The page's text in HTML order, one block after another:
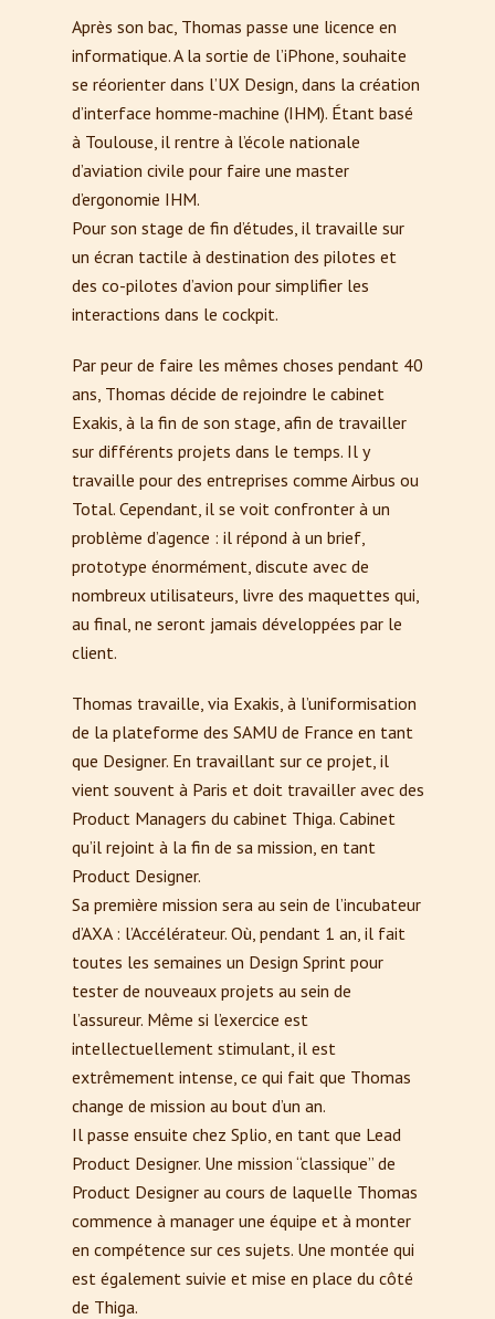
Après son bac, Thomas passe une licence en
informatique. A la sortie de l’iPhone, souhaite
se réorienter dans l’UX Design, dans la création
d’interface homme-machine (IHM). Étant basé
à Toulouse, il rentre à l’école nationale
d’aviation civile pour faire une master
d’ergonomie IHM.
Pour son stage de fin d’études, il travaille sur
un écran tactile à destination des pilotes et
des co-pilotes d’avion pour simplifier les
interactions dans le cockpit.
Par peur de faire les mêmes choses pendant 40
ans, Thomas décide de rejoindre le cabinet
Exakis, à la fin de son stage, afin de travailler
sur différents projets dans le temps. Il y
travaille pour des entreprises comme Airbus ou
Total. Cependant, il se voit confronter à un
problème d’agence : il répond à un brief,
prototype énormément, discute avec de
nombreux utilisateurs, livre des maquettes qui,
au final, ne seront jamais développées par le
client.
Thomas travaille, via Exakis, à l’uniformisation
de la plateforme des SAMU de France en tant
que Designer. En travaillant sur ce projet, il
vient souvent à Paris et doit travailler avec des
Product Managers du cabinet Thiga. Cabinet
qu’il rejoint à la fin de sa mission, en tant
Product Designer.
Sa première mission sera au sein de l’incubateur
d’AXA : l’Accélérateur. Où, pendant 1 an, il fait
toutes les semaines un Design Sprint pour
tester de nouveaux projets au sein de
l’assureur. Même si l’exercice est
intellectuellement stimulant, il est
extrêmement intense, ce qui fait que Thomas
change de mission au bout d’un an.
Il passe ensuite chez Splio, en tant que Lead
Product Designer. Une mission “classique” de
Product Designer au cours de laquelle Thomas
commence à manager une équipe et à monter
en compétence sur ces sujets. Une montée qui
est également suivie et mise en place du côté
de Thiga.